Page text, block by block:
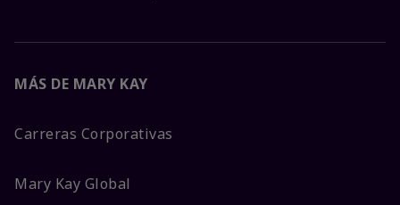
MÁS DE MARY KAY
Carreras Corporativas
Mary Kay Global